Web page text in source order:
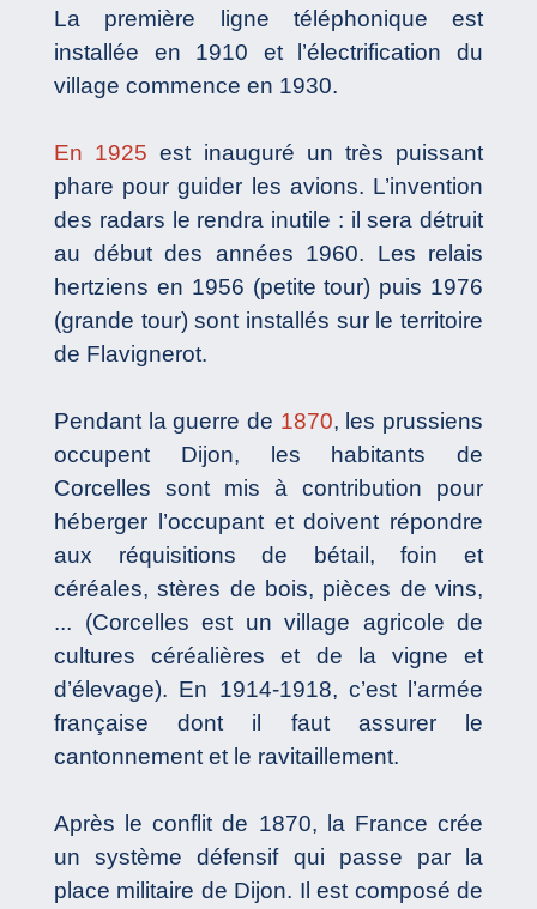
La première ligne téléphonique est
installée en 1910 et l’électrification du
village commence en 1930.
En 1925 est inauguré un très puissant
phare pour guider les avions. L’invention
des radars le rendra inutile : il sera détruit
au début des années 1960. Les relais
hertziens en 1956 (petite tour) puis 1976
(grande tour) sont installés sur le territoire
de Flavignerot.
Pendant la guerre de 1870, les prussiens
occupent Dijon, les habitants de
Corcelles sont mis à contribution pour
héberger l’occupant et doivent répondre
aux réquisitions de bétail, foin et
céréales, stères de bois, pièces de vins,
... (Corcelles est un village agricole de
cultures céréalières et de la vigne et
d’élevage). En 1914-1918, c’est l’armée
française dont il faut assurer le
cantonnement et le ravitaillement.
Après le conflit de 1870, la France crée
un système défensif qui passe par la
place militaire de Dijon. Il est composé de